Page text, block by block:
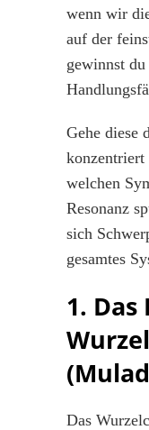
wenn wir
auf der
gewinnst
Gehe diese
welchen
Resonanz
sich
gesamtes
1.
Das